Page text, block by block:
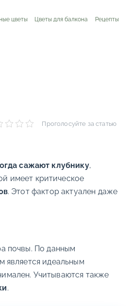
цветы Цветы для балкона Рецепты
Проголосуйте за статью
сажают клубнику,
имеет критическое
. Этот фактор актуален даже
почвы. По данным
является идеальным
Учитываются также
.